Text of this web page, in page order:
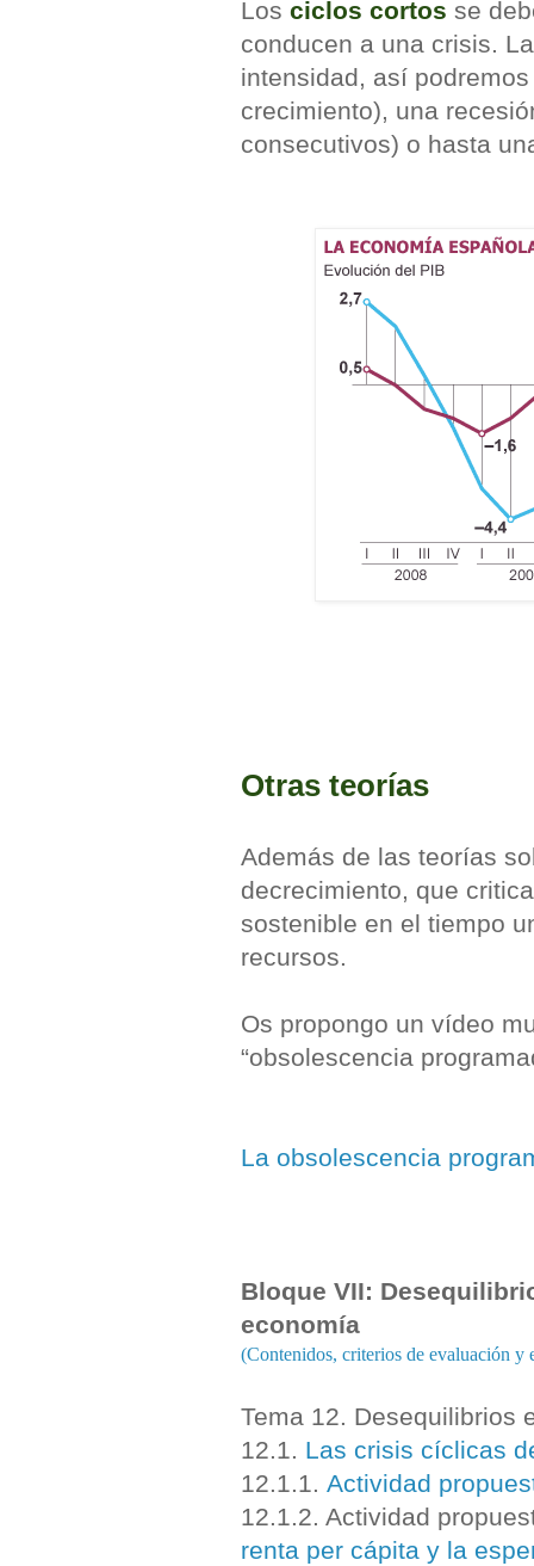
Los ciclos cortos se
conducen a una crisis.
intensidad, así
crecimiento), una
consecutivos) o hasta
Otras teorías
Además de las teorías
decrecimiento, que
sostenible en el tiempo
recursos.
Os propongo un vídeo
“obsolescencia
La obsolescencia
Bloque VII:
economía
(Contenidos, criterios de evaluación y
Tema 12. Desequilibrios
12.1. Las crisis cíclicas
12.1.1. Actividad
12.1.2. Actividad
renta per cápita y la